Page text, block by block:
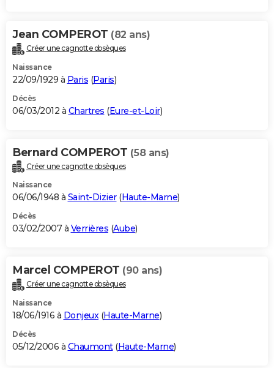
Jean COMPEROT (82 ans)
Créer une cagnotte obsèques
Naissance
22/09/1929 à Paris (Paris)
Décès
06/03/2012 à Chartres (Eure-et-Loir)
Bernard COMPEROT (58 ans)
Créer une cagnotte obsèques
Naissance
06/06/1948 à Saint-Dizier(Haute-Marne)
Décès
03/02/2007 à Verrières (Aube)
Marcel COMPEROT (90 ans)
Créer une cagnotte obsèques
Naissance
18/06/1916 à Donjeux(Haute-Marne)
Décès
05/12/2006 à Chaumont(Haute-Marne)